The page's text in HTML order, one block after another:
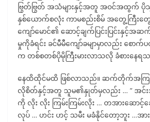
ဗြွတ်ဗြွတ် အသံများနှင့်အတူ အဝင်အထွက်
နှစ်ယောက်စလုံး ကာမစည်းစိမ် အတွေ့ကြီးတွ
ကျော်မောင်၏ ဆောင့်ချက်ပြင်းပြင်းနှင့်အ
မှုကိုခံရင်း ခင်မီမီကျော်ခမျာမှာလည်း စောက်
က တစ်စတစ်ပိုမိုကြီးမားလာသလို ခံစားနေရ
နေထိထိုင်မထိ ဖြစ်လာသည်။ ဆက်တိုက်အကြ
လိုစိတ်နှင့်အတူ သူမ၏နှုတ်မှလည်း … ” အင်
ကို လိုး လိုး ကြမ်းကြမ်းလိုး … တအားဆောင့်ဆေ
လုပ် … ဟင်း ဟင့် သမီး မခံနိုင်တော့ဘူး …အား